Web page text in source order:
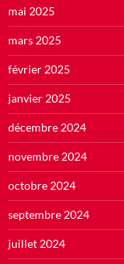
mai 2025
mars 2025
février 2025
janvier 2025
décembre 2024
novembre 2024
octobre 2024
septembre 2024
juillet 2024